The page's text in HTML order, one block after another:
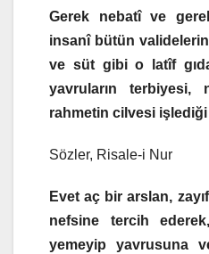
Gerek nebatî ve
insanî bütün
ve süt gibi o latîf
yavruların
rahmetin cilvesi işlediği
Sözler, Risale-i Nur
Evet aç bir arslan,
nefsine tercih
yemeyip yavrusuna